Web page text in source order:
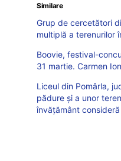
Similare
Grup de cercetători
multiplă a terenurilor
Boovie, festival-
31 martie. Carmen
Liceul din Pomârla,
pădure și a unor
învățământ